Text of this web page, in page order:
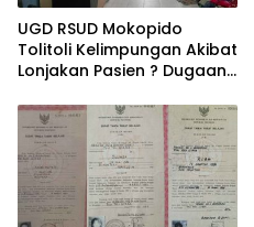
UGD RSUD Mokopido
Tolitoli Kelimpungan Akibat
Lonjakan Pasien ? Dugaan
dan Muntaber Tuai
Sorotan